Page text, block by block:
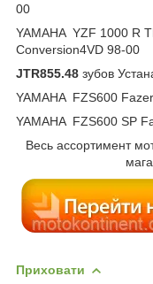
00
YAMAHA YZF 1000 R
Conversion4VD 98-00
JTR855.48 зубов
YAMAHA FZS600
YAMAHA FZS600 SP
Весь ассортимент
Приховати